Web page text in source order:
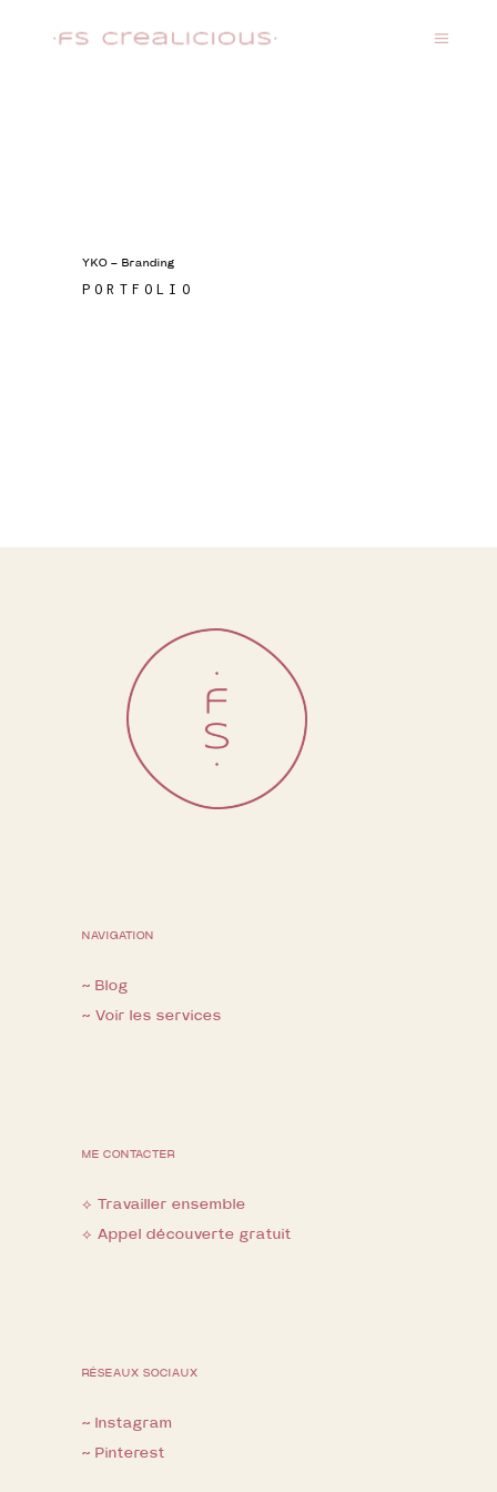
YKO – Branding
PORTFOLIO
NAVIGATION
~ Blog
~ Voir les services
ME CONTACTER
⟡ Travailler ensemble
⟡ Appel découverte gratuit
RÉSEAUX SOCIAUX
~ Instagram
~ Pinterest